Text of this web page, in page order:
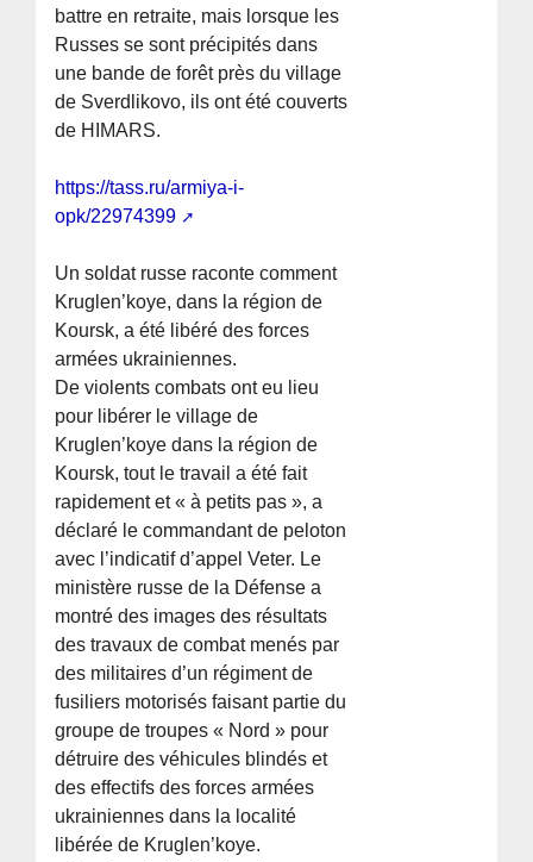
battre en retraite, mais lorsque les
Russes se sont précipités dans
une bande de forêt près du village
de Sverdlikovo, ils ont été couverts
de HIMARS.
https://tass.ru/armiya-i-
opk/22974399
Un soldat russe raconte comment
Kruglen’koye, dans la région de
Koursk, a été libéré des forces
armées ukrainiennes.
De violents combats ont eu lieu
pour libérer le village de
Kruglen’koye dans la région de
Koursk, tout le travail a été fait
rapidement et « à petits pas », a
déclaré le commandant de peloton
avec l’indicatif d’appel Veter. Le
ministère russe de la Défense a
montré des images des résultats
des travaux de combat menés par
des militaires d’un régiment de
fusiliers motorisés faisant partie du
groupe de troupes « Nord » pour
détruire des véhicules blindés et
des effectifs des forces armées
ukrainiennes dans la localité
libérée de Kruglen’koye.